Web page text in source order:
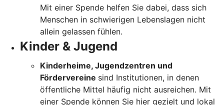
Mit einer Spende helfen Sie dabei, dass sich
Menschen in schwierigen Lebenslagen nicht
allein gelassen fühlen.
Kinder & Jugend
Kinderheime, Jugendzentren und
Fördervereine sind Institutionen, in denen
öffentliche Mittel häufig nicht ausreichen. Mit
einer Spende können Sie hier gezielt und lokal